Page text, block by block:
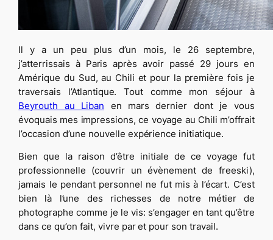
Il y a un peu plus d’un mois, le 26 septembre,
j’atterrissais à Paris après avoir passé 29 jours en
Amérique du Sud, au Chili et pour la première fois je
traversais l’Atlantique. Tout comme mon séjour à
Beyrouth au Liban en mars dernier dont je vous
évoquais mes impressions, ce voyage au Chili m’offrait
l’occasion d’une nouvelle expérience initiatique.
Bien que la raison d’être initiale de ce voyage fut
professionnelle (couvrir un évènement de freeski),
jamais le pendant personnel ne fut mis à l’écart. C’est
bien là l’une des richesses de notre métier de
photographe comme je le vis: s’engager en tant qu’être
dans ce qu’on fait, vivre par et pour son travail.